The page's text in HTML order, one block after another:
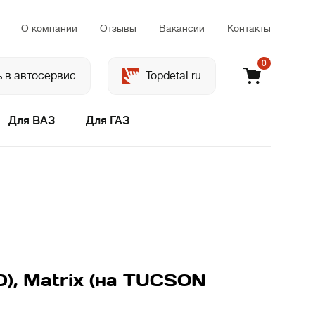
О компании Отзывы Вакансии Контакты
в автосервис Topdetal.ru
0
Для ВАЗ Для ГАЗ
Matrix (на TUCSON